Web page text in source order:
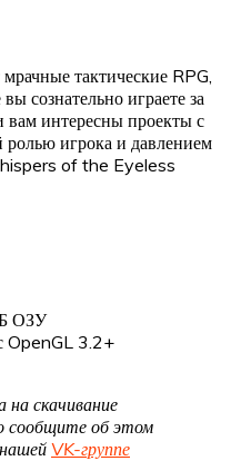
тактические RPG,
сознательно играете за
вам интересны проекты с
игрока и давлением
of the Eyeless
ОЗУ
OpenGL 3.2+
на скачивание
сообщите об этом
VK-группе